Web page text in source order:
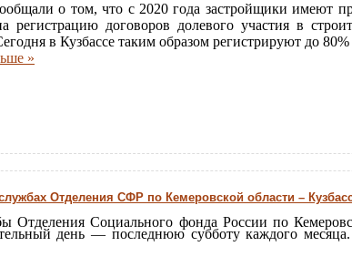
о том, что с 2020 года застройщики имеют
регистрацию договоров долевого участия в
в Кузбассе таким образом регистрируют до
»
Отделения СФР по Кемеровской области –
Отделения Социального фонда России по
день — последнюю субботу каждого